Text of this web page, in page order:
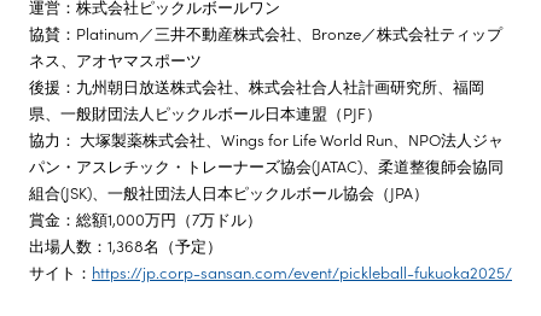
運営：株式会社ピックルボールワン
協賛：Platinum／三井不動産株式会社、Bronze／株式会社ティップ
ネス、アオヤマスポーツ
後援：九州朝日放送株式会社、株式会社合人社計画研究所、福岡
県、一般財団法人ピックルボール日本連盟（PJF）
協力： 大塚製薬株式会社、Wings for Life World Run、NPO法人ジャ
パン・アスレチック・トレーナーズ協会(JATAC)、柔道整復師会協同
組合(JSK)、一般社団法人日本ピックルボール協会（JPA）
賞金：総額1,000万円（7万ドル）
出場人数：1,368名（予定）
サイト： https://jp.corp-sansan.com/event/pickleball-fukuoka2025/